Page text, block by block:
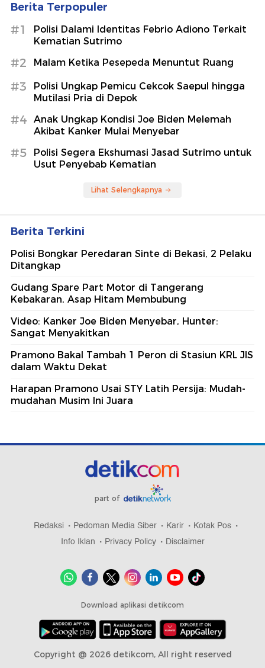
Berita Terpopuler
#1
Polisi Dalami Identitas Febrio Adiono Terkait
Kematian Sutrimo
#2 Malam Ketika Pesepeda Menuntut Ruang
#3
Polisi Ungkap Pemicu Cekcok Saepul hingga
Mutilasi Pria di Depok
#4
Anak Ungkap Kondisi Joe Biden Melemah
Akibat Kanker Mulai Menyebar
#5
Polisi Segera Ekshumasi Jasad Sutrimo untuk
Usut Penyebab Kematian
Lihat Selengkapnya
Berita Terkini
Polisi Bongkar Peredaran Sinte di Bekasi, 2 Pelaku
Ditangkap
Gudang Spare Part Motor di Tangerang
Kebakaran, Asap Hitam Membubung
Video: Kanker Joe Biden Menyebar, Hunter:
Sangat Menyakitkan
Pramono Bakal Tambah 1 Peron di Stasiun KRL JIS
dalam Waktu Dekat
Harapan Pramono Usai STY Latih Persija: Mudah-
mudahan Musim Ini Juara
part of
Redaksi Pedoman Media Siber Karir
Kotak Pos
Info Iklan
Privacy Policy Disclaimer
Download aplikasi detikcom
Copyright @ 2026 detikcom, All right reserved